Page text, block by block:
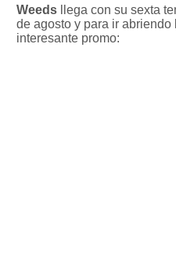
Weeds llega con su sexta
de agosto y para ir
interesante promo: